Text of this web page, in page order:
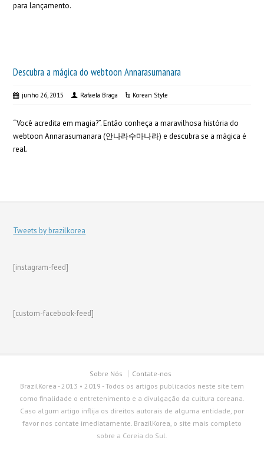
para lançamento.
Descubra a mágica do webtoon Annarasumanara
junho 26, 2015 Rafaela Braga Korean Style
“Você acredita em magia?”. Então conheça a maravilhosa história do
webtoon Annarasumanara (안나라수마나라) e descubra se a mágica é
real.
Tweets by brazilkorea
[instagram-feed]
[custom-facebook-feed]
Sobre Nós
Contate-nos
BrazilKorea - 2013 • 2019 - Todos os artigos publicados neste site tem
como finalidade o entretenimento e a divulgação da cultura coreana.
Caso algum artigo inflija os direitos autorais de alguma entidade, por
favor nos contate imediatamente. BrazilKorea, o site mais completo
sobre a Coreia do Sul.